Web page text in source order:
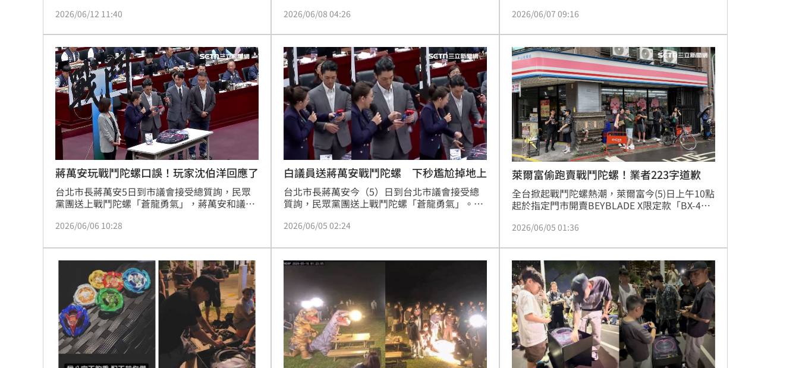
在社群平台分享玩戰鬥陀螺的日常。近日，春風
一的勝利是「贏過1個妹妹」，甚至還在台中街
頭被長輩當面大虧「你陀螺打輸小朋友喔！」讓
他哭笑不得，直呼自己在台中快要走不下去，貼
文一出，也笑翻大票網友。
2026/06/12 11:40
鬥陀螺，勉勵畢業生向著夢想勇敢衝刺。他說，
是學會穩住重心的機會」，他也承諾政府會當青
年「ㄅ級分」的後援，並祝福大家有「ㄅ級分」
的未來。
2026/06/08 04:26
轟，看到民眾黨議員跟蔣萬安市長在台北市議會
扭傷。
2026/06/07 09:16
蔣萬安玩戰鬥陀螺口誤！玩家沈伯洋回應了
台北市長蔣萬安5日到市議會接受總質詢，民眾
黨團送上戰鬥陀螺「蒼龍勇氣」，蔣萬安和議員
Shoot！」喊成「Go Shot！」引發爭議。台北
家有自己的風格，像女兒玩戰鬥陀螺時會喊成
「3、2、1 Go 喵」，但陀螺就和市政一樣，力
道、角度要對，整合在一起才能運轉得當。
2026/06/06 10:28
白議員送蔣萬安戰鬥陀螺 下秒尷尬掉地上
台北市長蔣萬安今（5）日到台北市議會接受總
質詢，民眾黨團送上戰鬥陀螺「蒼龍勇氣」。民
為台北而戰勝，不過尷尬的是，她一講完把戰鬥
緊撿起來裝回去。而蔣萬安也順利拉了發條，讓
林珍羽大讚，「市長很厲害欸！」
2026/06/05 02:24
萊爾富偷跑賣戰鬥陀螺！業者223字道歉
全台掀起戰鬥陀螺熱潮，萊爾富今(5)日上午10點
起於指定門市開賣BEYBLADE X限定款「BX-49
發號碼牌、提前完售，引發玩家不滿，對此，萊
反規範販售的情形，將依內部管理規範進行責任
釐清及相關懲處、絕不寬貸。（賴俊佑）
2026/06/05 01:36